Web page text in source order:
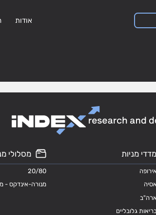
אודות
מדדי מניות
גלובליים
מסלולי
20/80
מנורה-אינדקס -